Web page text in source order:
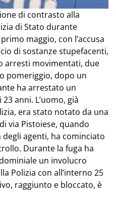
di contrasto alla
di Stato durante
maggio, con l’accusa
di sostanze stupefacenti,
arresti movimentati, due
pomeriggio, dopo un
ha arrestato un
anni. L’uomo, già
era stato notato da una
via Pistoiese, quando
agenti, ha cominciato
Durante la fuga ha
un involucro
Polizia con all’interno 25
raggiunto e bloccato, è